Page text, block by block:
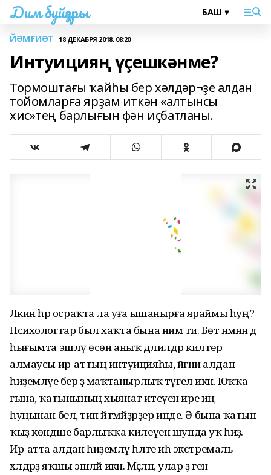
Дим буйҙары
ЙӘМҒИӘТ 18 ДЕКАБРЯ 2018, 08:20
Интуицияң үҫешкәнме?
Тормоштағы ҡайһы бер хәлдәр¬ҙе алдан
тойомларға ярҙам иткән «алтынсы
хис»тең барлығын фән иҫбатланы.
Ләкин һәр осраҡта ла уға ышанырға яраймы һуң?
Психологтар был хаҡта бына нимә ти. Бөтә нәмәнән дә
һығымта эшләү өсөн аныҡ дәлилдәр килтерә
алмаусы ир-аттың интуицияһы, йәғни алдан
һиҙемләүе бер ҙә маҡтанырлыҡ түгел икән. Юҡҡа
ғына, ҡатынының хыянат итеүен ире иң
һуңынан белә, тип әйтмәйҙәрҙер инде. Ә бына ҡатын-
ҡыҙ көндәше барлыҡҡа килеүен шунда уҡ һиҙә.
Ир-атта алдан һиҙемләү һәләте иһә экстремаль
хәлдәрҙә яҡшы эшләй икән. Мәҫәлән, улар әҙ генә